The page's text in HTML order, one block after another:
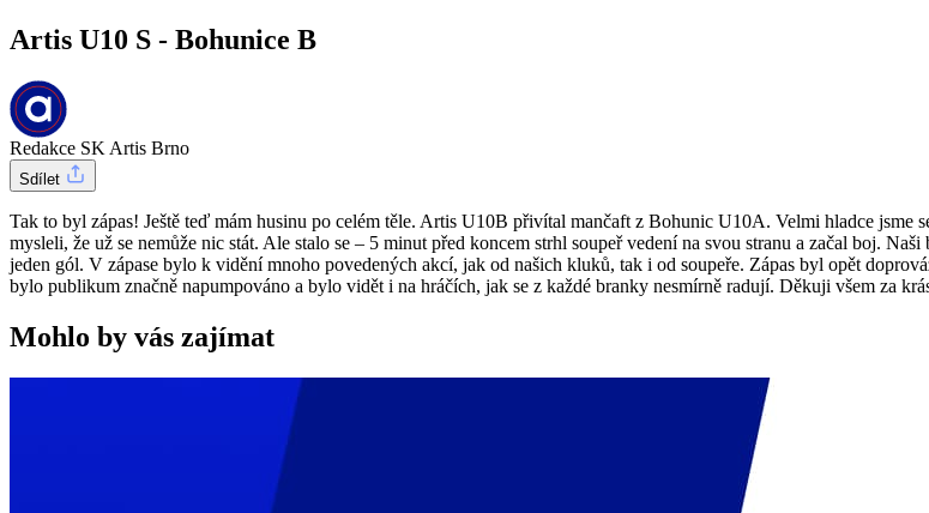
Artis U10 S - Bohunice B
Redakce SK Artis Brno
Sdílet
Tak to byl zápas! Ještě teď mám husinu po celém těle. Artis U10B přivítal mančaft z Bohunic U10A. Velmi hladce
mysleli, že už se nemůže nic stát. Ale stalo se – 5 minut před koncem strhl soupeř vedení na svou stranu a začal boj.
jeden gól. V zápase bylo k vidění mnoho povedených akcí, jak od našich kluků, tak i od soupeře. Zápas byl opět
bylo publikum značně napumpováno a bylo vidět i na hráčích, jak se z každé branky nesmírně radují. Děkuji všem za
Mohlo by vás zajímat